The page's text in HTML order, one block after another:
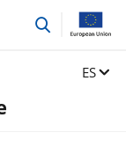
przejdź
Zmień
ES